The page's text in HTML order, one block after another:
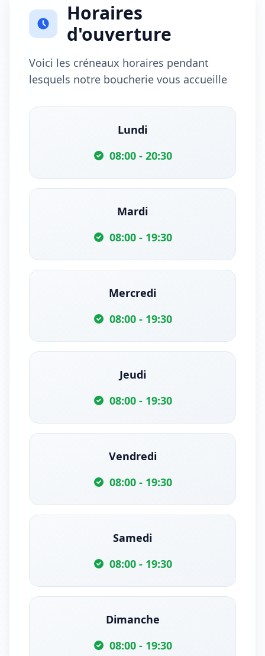
Horaires
d'ouverture
Voici les créneaux horaires pendant
lesquels notre boucherie vous accueille
Lundi
08:00 - 20:30
Mardi
08:00 - 19:30
Mercredi
08:00 - 19:30
Jeudi
08:00 - 19:30
Vendredi
08:00 - 19:30
Samedi
08:00 - 19:30
Dimanche
08:00 - 19:30